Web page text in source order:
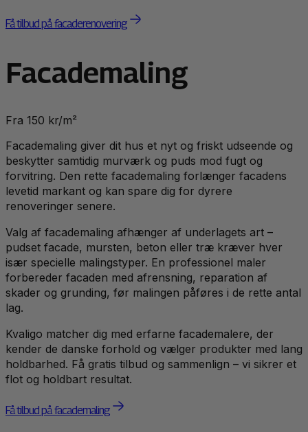
Få tilbud på facaderenovering
Facademaling
Fra 150 kr/m²
Facademaling giver dit hus et nyt og friskt udseende og
beskytter samtidig murværk og puds mod fugt og
forvitring. Den rette facademaling forlænger facadens
levetid markant og kan spare dig for dyrere
renoveringer senere.
Valg af facademaling afhænger af underlagets art –
pudset facade, mursten, beton eller træ kræver hver
især specielle malingstyper. En professionel maler
forbereder facaden med afrensning, reparation af
skader og grunding, før malingen påføres i de rette antal
lag.
Kvaligo matcher dig med erfarne facademalere, der
kender de danske forhold og vælger produkter med lang
holdbarhed. Få gratis tilbud og sammenlign – vi sikrer et
flot og holdbart resultat.
Få tilbud på facademaling